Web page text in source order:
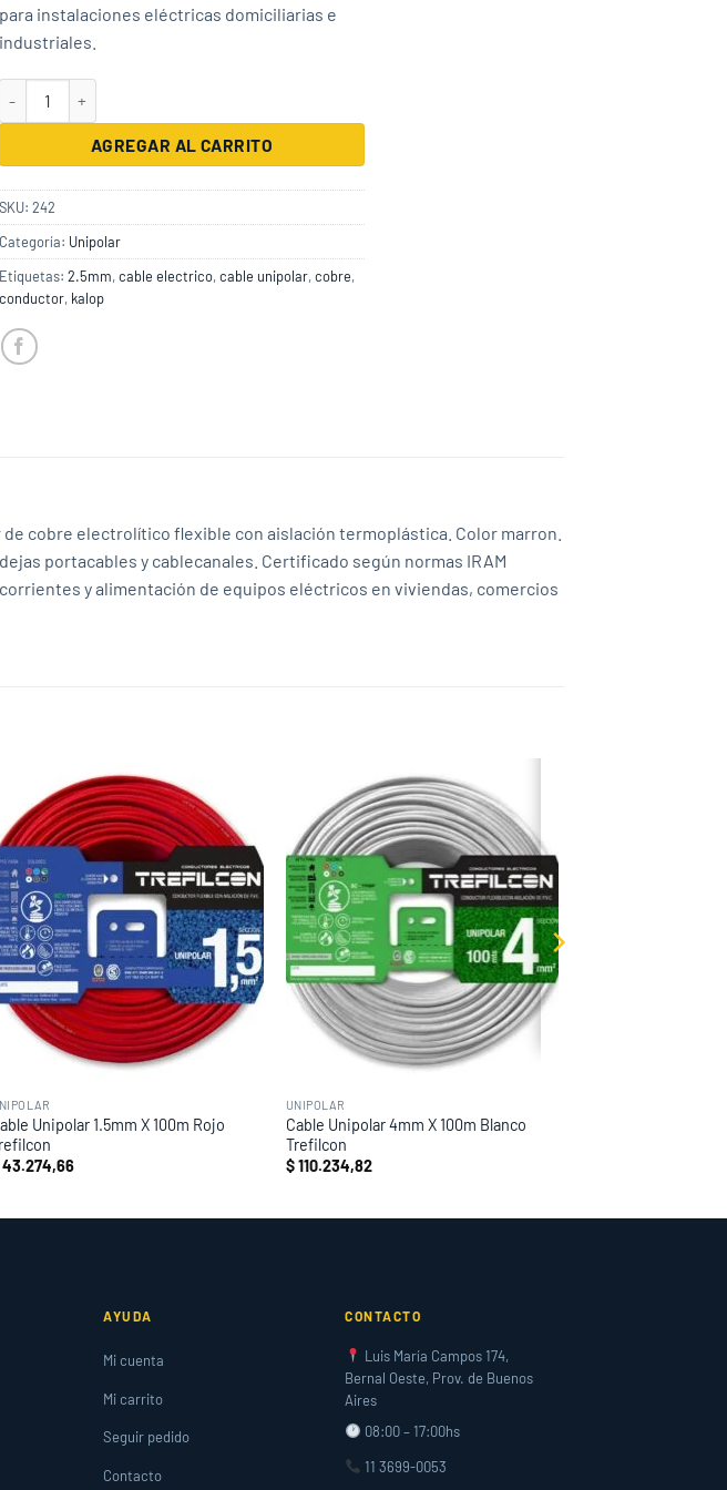
para instalaciones eléctricas domiciliarias e
industriales.
AGREGAR AL CARRITO
SKU: 242
Categoría: Unipolar
Etiquetas: 2.5mm,cable electrico,cable unipolar,cobre,
conductor, kalop
cobre electrolítico flexible con aislación termoplástica. Color marron.
portacables y cablecanales. Certificado según normas IRAM
y alimentación de equipos eléctricos en viviendas, comercios
Add to
wishlist
Unipolar 1.5mm X 100m Rojo
43.274,66
Add to
wishlist
UNIPOLAR
Cable Unipolar 4mm X 100m Blanco
Trefilcon
$110.234,82
AYUDA
Mi cuenta
Mi carrito
Seguir pedido
Contacto
CONTACTO
Luis María Campos 174,
Bernal Oeste, Prov. de Buenos
Aires
08:00 – 17:00hs
11 3699-0053